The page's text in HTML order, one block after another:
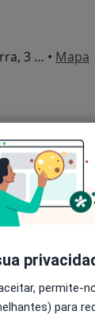
Av. dos Combatentes Grande Guerra, 3 A, Algés • Mapa
de
Da
física e
• Mapa
Da Moita
permite-
para